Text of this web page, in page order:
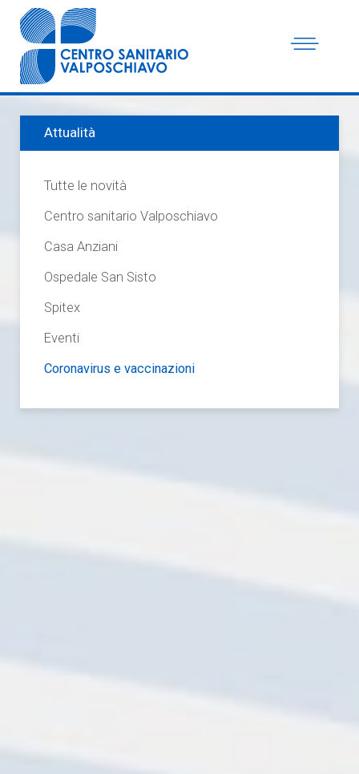
Attualità
Tutte le novità
Centro sanitario Valposchiavo
Casa Anziani
Ospedale San Sisto
Spitex
Eventi
Coronavirus e vaccinazioni